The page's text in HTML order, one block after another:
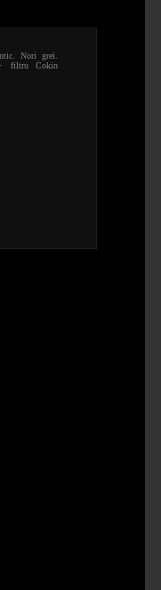
Nori grei.
filtru Cokin